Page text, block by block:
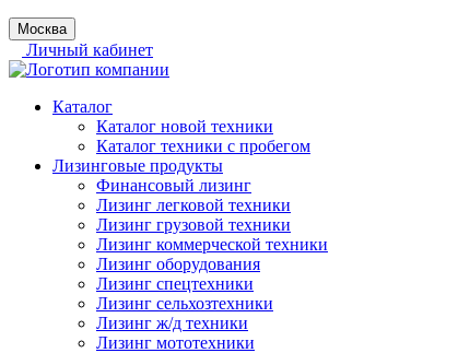
Москва
Личный кабинет
Каталог
Каталог новой техники
Каталог техники с пробегом
Лизинговые продукты
Финансовый лизинг
Лизинг легковой техники
Лизинг грузовой техники
Лизинг коммерческой техники
Лизинг оборудования
Лизинг спецтехники
Лизинг сельхозтехники
Лизинг ж/д техники
Лизинг мототехники